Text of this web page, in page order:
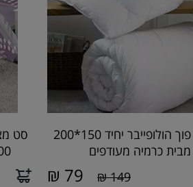
שמיכת פוך הולופייבר יחיד 150*200
מבית כרמיה מעודפים
149 ₪
79
₪
200*90